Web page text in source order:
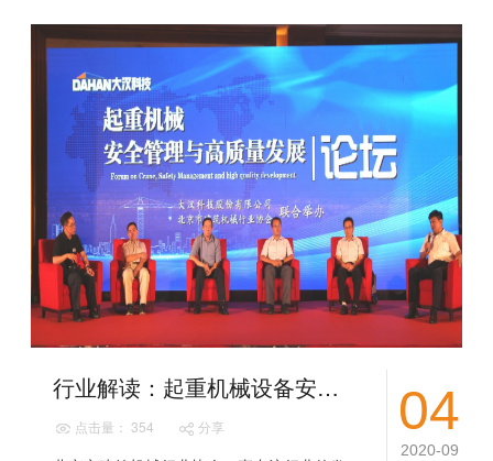
全行业的行业数一数二地位。过去年的一年
大汉科技...
04
2020-09
行业解读：起重机械设备安全与高质量发展论坛
点击量： 354 分享